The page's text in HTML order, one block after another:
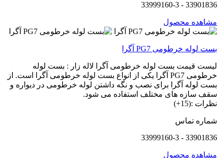
33901836 - 33999160-3
مشاهده محصول
بست لوله خرطومی PG7 آگرا
لیست قیمت بست لوله خرطومی آگرا لاله زار : بست لوله
خرطومی PG7 آگرا یکی از انواع بست لوله خرطومی آگرا است. از
بست لوله آگرا برای نصب و نگه داشتن لوله خرطومی در دیواره و
سقف سازه های مختلف استفاده می شود.
نظرات :(15+)
شماره تماس
33901836 - 33999160-3
مشاهده محصول